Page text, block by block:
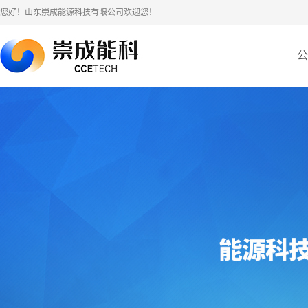
您好！山东崇成能源科技有限公司欢迎您！